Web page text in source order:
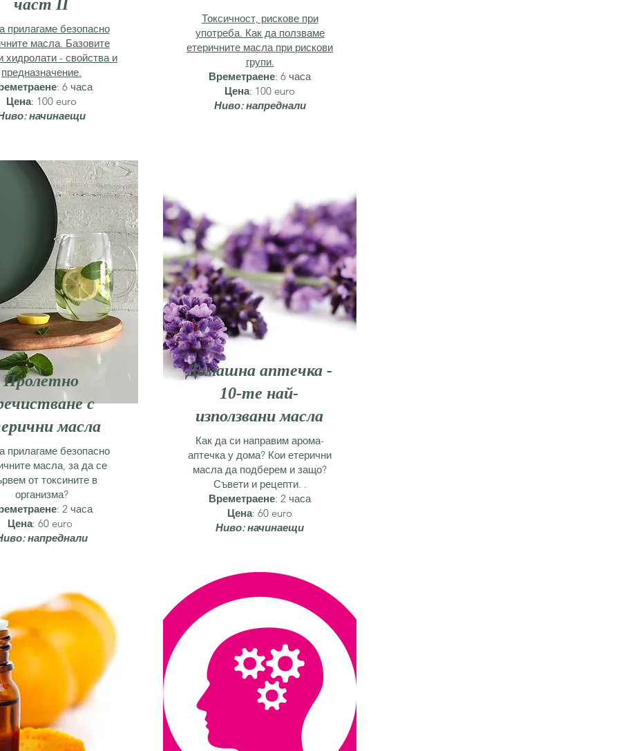
част II
прилагаме безопасно
масла. Базовите
хидролати - свойства и
предназначение.
: 6 часа
Цена: 100 euro
начинаещи
Пролетно
с
масла
прилагаме безопасно
масла, за да се
от токсините в
организма?
: 2 часа
Цена: 60 euro
напреднали
Токсичност, рискове при
употреба. Как да ползваме
етеричните масла при рискови
групи.
Времетраене: 6 часа
Цена: 100 euro
Ниво: напреднали
Домашна аптечка -
10-те най-
използвани масла
Как да си направим арома-
аптечка у дома? Кои етерични
масла да подберем и защо?
Съвети и рецепти. .
Времетраене: 2 часа
Цена: 60 euro
Ниво: начинаещи